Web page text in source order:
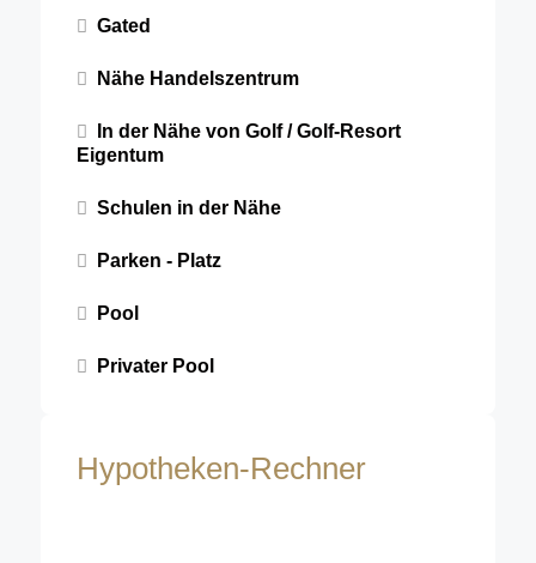
Gated
Nähe Handelszentrum
In der Nähe von Golf / Golf-Resort
Eigentum
Schulen in der Nähe
Parken - Platz
Pool
Privater Pool
Hypotheken-Rechner